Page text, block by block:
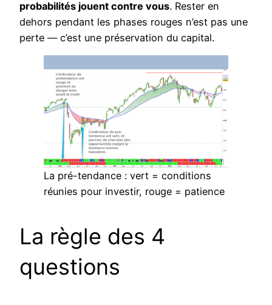
probabilités jouent contre vous. Rester en
dehors pendant les phases rouges n’est pas une
perte — c’est une préservation du capital.
La pré-tendance : vert = conditions
réunies pour investir, rouge = patience
La règle des 4
questions